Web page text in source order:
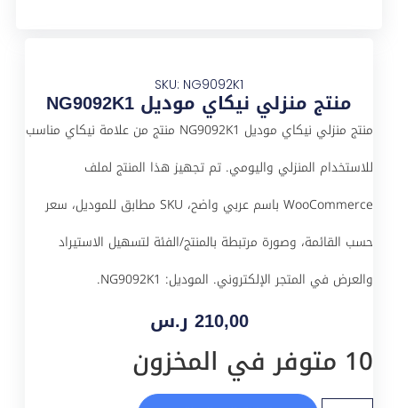
SKU: NG9092K1
منتج منزلي نيكاي موديل NG9092K1
منتج منزلي نيكاي موديل NG9092K1 منتج من علامة نيكاي مناسب
للاستخدام المنزلي واليومي. تم تجهيز هذا المنتج لملف
WooCommerce باسم عربي واضح، SKU مطابق للموديل، سعر
حسب القائمة، وصورة مرتبطة بالمنتج/الفئة لتسهيل الاستيراد
والعرض في المتجر الإلكتروني. الموديل: NG9092K1.
210,00 ر.س
10 متوفر في المخزون